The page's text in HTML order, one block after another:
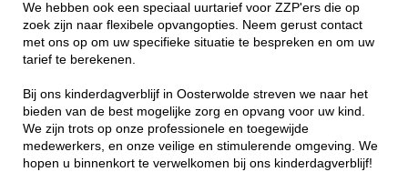
We hebben ook een speciaal uurtarief voor ZZP'ers die op
zoek zijn naar flexibele opvangopties. Neem gerust contact
met ons op om uw specifieke situatie te bespreken en om uw
tarief te berekenen.
Bij ons kinderdagverblijf in Oosterwolde streven we naar het
bieden van de best mogelijke zorg en opvang voor uw kind.
We zijn trots op onze professionele en toegewijde
medewerkers, en onze veilige en stimulerende omgeving. We
hopen u binnenkort te verwelkomen bij ons kinderdagverblijf!